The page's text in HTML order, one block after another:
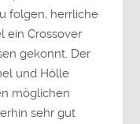
folgen, herrliche
ein Crossover
gekonnt. Der
und Hölle
möglichen
sehr gut